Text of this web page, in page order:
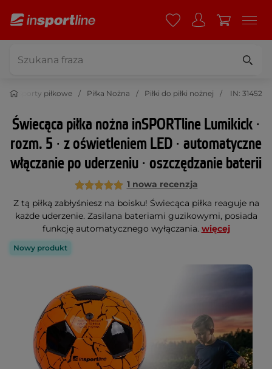
Sporty piłkowe Piłka Nożna Piłki do piłki nożnej IN: 31452
Świecąca piłka nożna inSPORTline Lumikick ∙
rozm. 5 ∙ z oświetleniem LED ∙ automatyczne
włączanie po uderzeniu ∙ oszczędzanie baterii
1 nowa recenzja
Z tą piłką zabłyśniesz na boisku! Świecąca piłka reaguje na
każde uderzenie. Zasilana bateriami guzikowymi, posiada
funkcję automatycznego wyłączania. więcej
Nowy produkt